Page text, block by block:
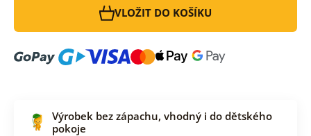
VLOŽIT DO KOŠÍKU
Výrobek bez zápachu, vhodný i do dětského
pokoje